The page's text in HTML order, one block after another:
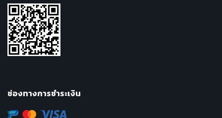
ช่องทางการชำระเงิน